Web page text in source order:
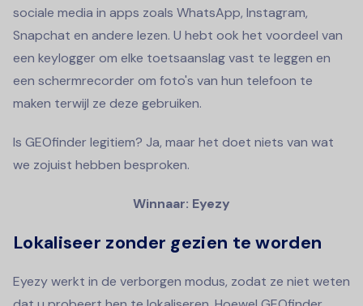
sociale media in apps zoals WhatsApp, Instagram,
Snapchat en andere lezen. U hebt ook het voordeel van
een keylogger om elke toetsaanslag vast te leggen en
een schermrecorder om foto's van hun telefoon te
maken terwijl ze deze gebruiken.
Is GEOfinder legitiem? Ja, maar het doet niets van wat
we zojuist hebben besproken.
Winnaar: Eyezy
Lokaliseer zonder gezien te worden
Eyezy werkt in de verborgen modus, zodat ze niet weten